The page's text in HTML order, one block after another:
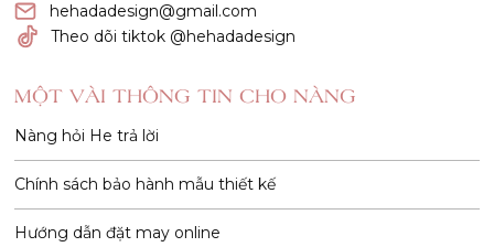
hehadadesign@gmail.com
Theo dõi tiktok @hehadadesign
MỘT VÀI THÔNG TIN CHO NÀNG
Nàng hỏi He trả lời
Chính sách bảo hành mẫu thiết kế
Hướng dẫn đặt may online